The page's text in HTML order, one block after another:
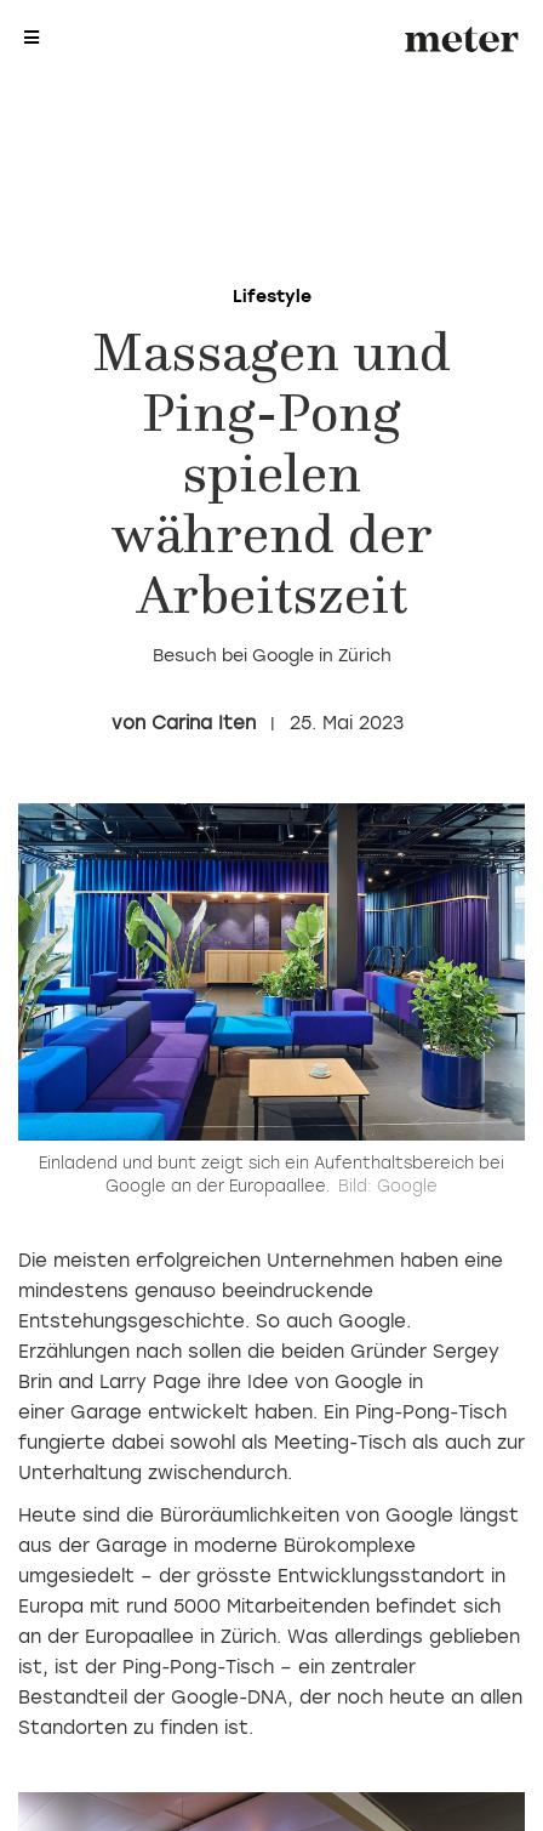
Lifestyle
Massagen und
Ping-Pong
spielen
während der
Arbeitszeit
Besuch bei Google in Zürich
Carina Iten 25. Mai 2023
Einladend und bunt zeigt sich ein Aufenthaltsbereich bei
Google an der Europaallee.
Bild: Google
Die meisten erfolgreichen Unternehmen haben eine
mindestens genauso beeindruckende
Entstehungsgeschichte. So auch Google.
Erzählungen nach sollen die beiden Gründer Sergey
Brin and Larry Page ihre Idee von Google in
einer Garage entwickelt haben. Ein Ping-Pong-Tisch
fungierte dabei sowohl als Meeting-Tisch als auch zur
Unterhaltung zwischendurch.
Heute sind die Büroräumlichkeiten von Google längst
aus der Garage in moderne Bürokomplexe
umgesiedelt – der grösste Entwicklungsstandort in
Europa mit rund 5000 Mitarbeitenden befindet sich
an der Europaallee in Zürich. Was allerdings geblieben
ist, ist der Ping-Pong-Tisch – ein zentraler
Bestandteil der Google-DNA, der noch heute an allen
Standorten zu finden ist.